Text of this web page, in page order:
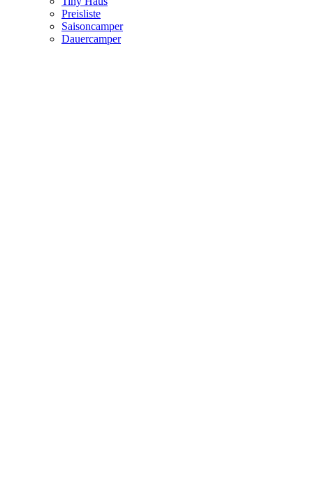
Preisliste
Saisoncamper
Dauercamper